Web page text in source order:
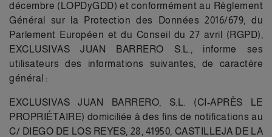
décembre (LOPDyGDD) et conformément au Règlement
Général sur la Protection des Données 2016/679, du
Parlement Européen et du Conseil du 27 avril (RGPD),
EXCLUSIVAS JUAN BARRERO S.L., informe ses
utilisateurs des informations suivantes, de caractère
général :
EXCLUSIVAS JUAN BARRERO, S.L. (CI-APRÈS LE
PROPRIÉTAIRE) domiciliée à des fins de notifications au
C/ DIEGO DE LOS REYES, 28, 41950, CASTILLEJA DE LA